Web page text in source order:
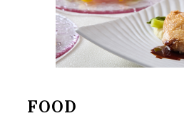
FOOD